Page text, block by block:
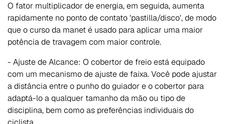
O fator multiplicador de energia, em seguida, aumenta
rapidamente no ponto de contato 'pastilla/disco', de modo
que o curso da manet é usado para aplicar uma maior
potência de travagem com maior controle.
- Ajuste de Alcance: O cobertor de freio está equipado
com um mecanismo de ajuste de faixa. Você pode ajustar
a distância entre o punho do guiador e o cobertor para
adaptá-lo a qualquer tamanho da mão ou tipo de
disciplina, bem como as preferências individuais do